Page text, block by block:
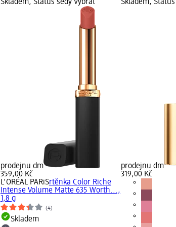
Skladem, Status šedý Vybrat
prodejnu dm
359,00 Kč
L'ORÉAL PARiSrtěnka Color Riche
Intense Volume Matte 635 Worth...,
1,8 g
(4)
Skladem
Skladem,
prodejnu dm
319,00 Kč